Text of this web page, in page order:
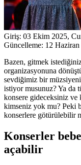
Giriş: 03 Ekim 2025,
Güncelleme: 12
Bazen, gitmek
organizasyonuna
sevdiğimiz bir
istiyor musunuz? Ya da
konsere gideceksiniz ve
kimseniz yok mu? Peki
konserlere götürülebilir
Konserler
açabilir